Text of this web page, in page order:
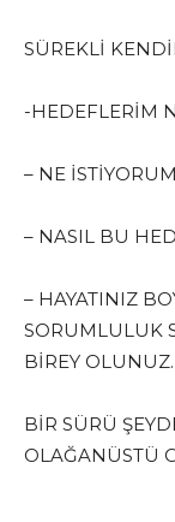
SÜREKLİ
-HEDEFLERİM
– NE İSTİYORUM
– NASIL BU
– HAYATINIZ
SORUMLULUK
BİREY OLUNUZ.
BİR SÜRÜ
OLAĞANÜSTÜ